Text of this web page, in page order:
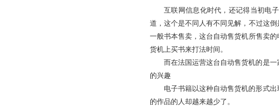
互联网信息化时代，还记得当初电
道，这个是不同人有不同见解，不过这
一般书本售卖，这台 自动售货机所售卖
货机上买书来打法时间。
而在法国运营这台 自动售货机的是一
的兴趣
电子书籍以这种自动售货机的形式出
的作品的人却越来越少了。